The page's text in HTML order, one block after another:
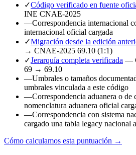
✓Código verificado en fuente
INE CNAE-2025
—Correspondencia internacional
internacional oficial cargada
✓Migración desde la edición
→ CNAE-2025 69.10 (1:1)
✓Jerarquía completa verificada —
69 → 69.10
—Umbrales o tamaños
umbrales vinculada a este código
—Correspondencia aduanera o
nomenclatura aduanera oficial
—Correspondencia con sistema
cargado una tabla legacy nacional
Cómo calculamos esta puntuación →